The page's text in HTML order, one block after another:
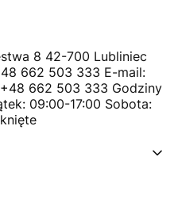
8 42-700 Lubliniec
662 503 333 E-mail:
662 503 333 Godziny
09:00-17:00 Sobota: